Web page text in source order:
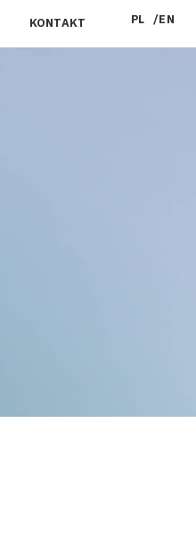
KONTAKT PL EN